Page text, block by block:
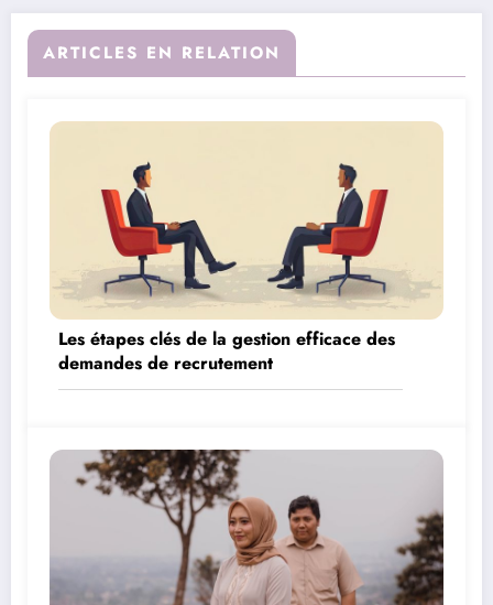
ARTICLES EN RELATION
Les étapes clés de la gestion efficace des
demandes de recrutement